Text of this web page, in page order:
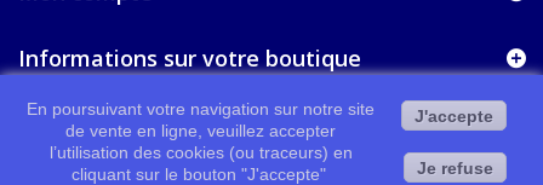
Informations sur votre boutique
En poursuivant votre navigation sur notre site
de vente en ligne, veuillez accepter
l’utilisation des cookies (ou traceurs) en
cliquant sur le bouton "J'accepte"
J'accepte
Je refuse